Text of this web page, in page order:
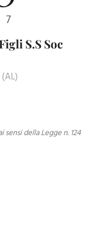
S.S Soc
della Legge n. 124